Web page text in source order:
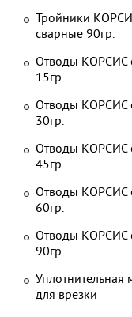
Тройники
сварные 90гр.
Отводы КОРСИС
15гр.
Отводы КОРСИС
30гр.
Отводы КОРСИС
45гр.
Отводы КОРСИС
60гр.
Отводы КОРСИС
90гр.
Уплотнительная
для врезки